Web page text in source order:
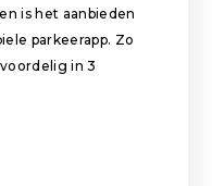
is het aanbieden
parkeerapp. Zo
in 3